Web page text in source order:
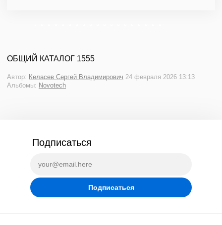
ОБЩИЙ КАТАЛОГ 1555
Автор: Келасев Сергей Владимирович 24 февраля 2026 13:13
Альбомы: Novotech
Подписаться
Подписаться